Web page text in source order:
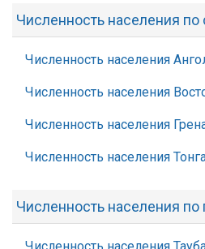
Численность населения по
Численность населения
Численность населения
Численность населения
Численность населения
Численность населения по